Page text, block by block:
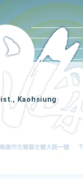
Kaohsiung